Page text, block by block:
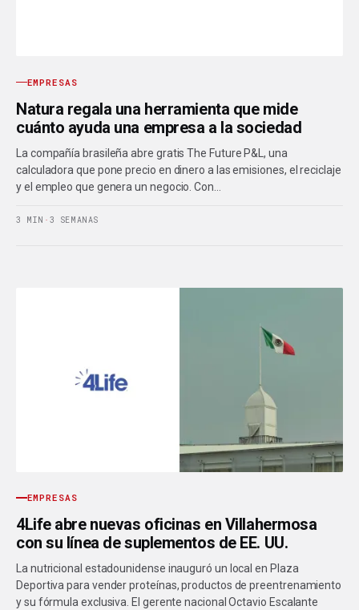
EMPRESAS
Natura regala una herramienta que mide
cuánto ayuda una empresa a la sociedad
La compañía brasileña abre gratis The Future P&L, una
calculadora que pone precio en dinero a las emisiones, el reciclaje
y el empleo que genera un negocio. Con…
3 MIN · 3 SEMANAS
EMPRESAS
4Life abre nuevas oficinas en Villahermosa
con su línea de suplementos de EE. UU.
La nutricional estadounidense inauguró un local en Plaza
Deportiva para vender proteínas, productos de preentrenamiento
y su fórmula exclusiva. El gerente nacional Octavio Escalante